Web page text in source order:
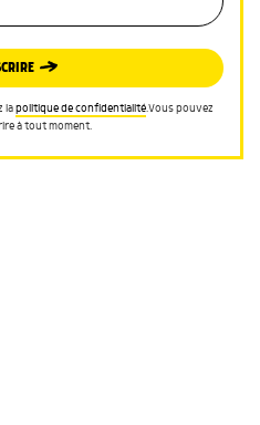
lapolitique de confidentialité.Vous pouvez
à tout moment.